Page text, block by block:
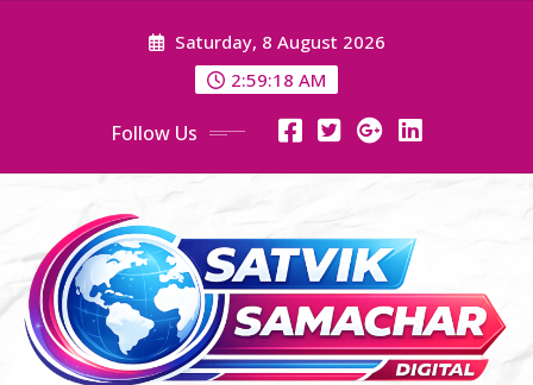
Saturday, 8 August 2026
2:59:19 AM
Follow Us